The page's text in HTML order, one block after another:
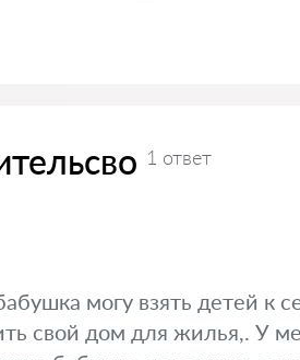
1 ответ
могу взять детей к
свой дом для жилья,. У